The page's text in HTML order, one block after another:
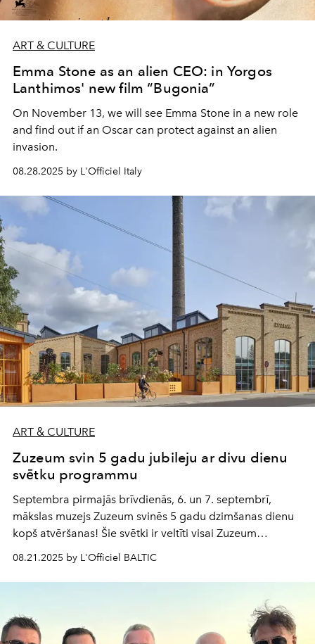
ART & CULTURE
Emma Stone as an alien CEO: in Yorgos
Lanthimos' new film “Bugonia”
On November 13, we will see Emma Stone in a new role
and find out if an Oscar can protect against an alien
invasion.
08.28.2025 by L'Officiel Italy
ART & CULTURE
Zuzeum svin 5 gadu jubileju ar divu dienu
svētku programmu
Septembra pirmajās brīvdienās, 6. un 7. septembrī,
mākslas muzejs Zuzeum svinēs 5 gadu dzimšanas dienu
kopš atvēršanas! Šie svētki ir veltīti visai Zuzeum
sadarbības partneriem un, protams, apmeklētājiem.
Jubilejas programma paredzēta divu dienu garumā,
piedāvājot apmeklētājiem koncertus, radošās darbnīcas,
īpašas ekskursijas un svētku noskaņām piepildītus
pasākumus.
08.21.2025 by L'Officiel BALTIC